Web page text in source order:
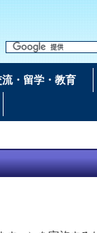
・留学・教育